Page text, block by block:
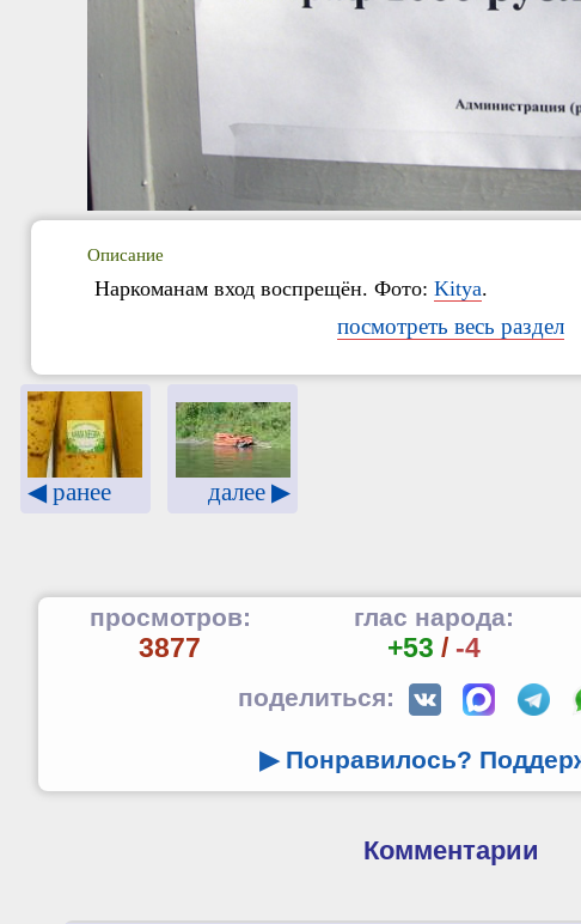
Описание
Наркоманам вход воспрещён. Фото: Kitya.
посмотреть весь раздел
◀ ранее далее ▶
просмотров:
3877
глас народа:
+53 / -4
поделиться:
▶ Понравилось?
Комментарии